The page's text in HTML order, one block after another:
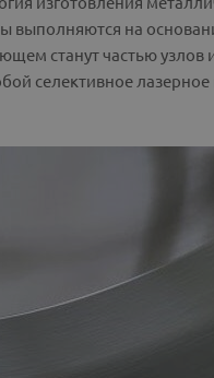
на
станут частью узлов
селективное